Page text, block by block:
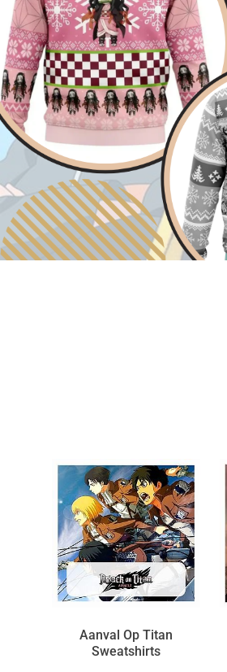
Aanval Op Titan
Sweatshirts